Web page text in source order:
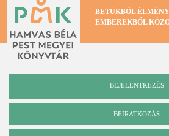
Ugrás
tartalomra
BETŰKBŐL
EMBEREKBŐL
BEJELENTKEZÉS
BEIRATKOZÁS